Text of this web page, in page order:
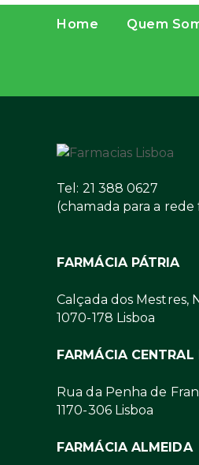
Home Quem
Tel: 21 388 0627
(chamada para a rede
FARMÁCIA PÁTRIA
Calçada dos Mestres,
1070-178 Lisboa
FARMÁCIA CENTRAL
Rua da Penha de
1170-306 Lisboa
FARMÁCIA ALMEIDA